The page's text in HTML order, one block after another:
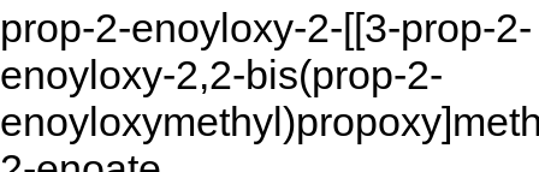
prop-2-enoyloxy-2-[[3-prop-2-
enoyloxy-2,2-bis(prop-2-